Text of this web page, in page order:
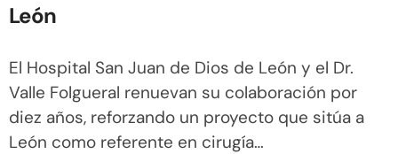
León
El Hospital San Juan de Dios de León y el Dr.
Valle Folgueral renuevan su colaboración por
diez años, reforzando un proyecto que sitúa a
León como referente en cirugía…